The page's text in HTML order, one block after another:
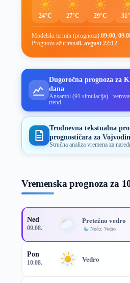
24°C 27°C 29°C
Modelski termin (prognoza):09:00,
Prognoza ažurirana8. avgust 22:12
Dugoročna prognoza za
dana
Ansambl (91 simulacija) ·
trend
Trodnevna tekstualna
prognostičara za
Stručna analiza vremena za
Vremenska prognoza za
Ned
09.08.
Pretežno vedro
Noću: Vedro
Pon
10.08. Vedro